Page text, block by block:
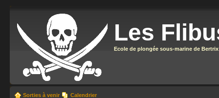
Les
Ecole de plongée sous-marine de Bertrix
Sorties à venir Calendrier